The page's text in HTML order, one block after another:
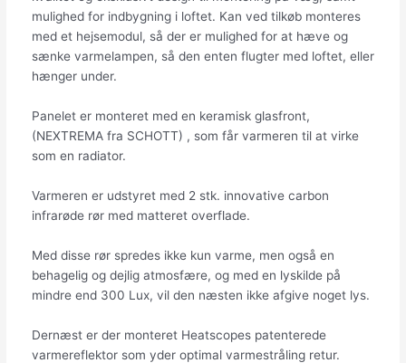
mulighed for indbygning i loftet. Kan ved tilkøb monteres
med et hejsemodul, så der er mulighed for at hæve og
sænke varmelampen, så den enten flugter med loftet, eller
hænger under.
Panelet er monteret med en keramisk glasfront,
(NEXTREMA fra SCHOTT) , som får varmeren til at virke
som en radiator.
Varmeren er udstyret med 2 stk. innovative carbon
infrarøde rør med matteret overflade.
Med disse rør spredes ikke kun varme, men også en
behagelig og dejlig atmosfære, og med en lyskilde på
mindre end 300 Lux, vil den næsten ikke afgive noget lys.
Dernæst er der monteret Heatscopes patenterede
varmereflektor som yder optimal varmestråling retur.